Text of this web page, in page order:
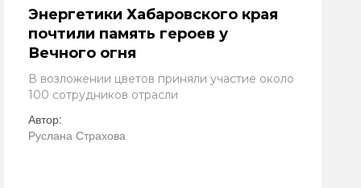
Энергетики Хабаровского края
почтили память героев у
Вечного огня
В возложении цветов приняли участие около
100 сотрудников отрасли
Автор:
Руслана Страхова